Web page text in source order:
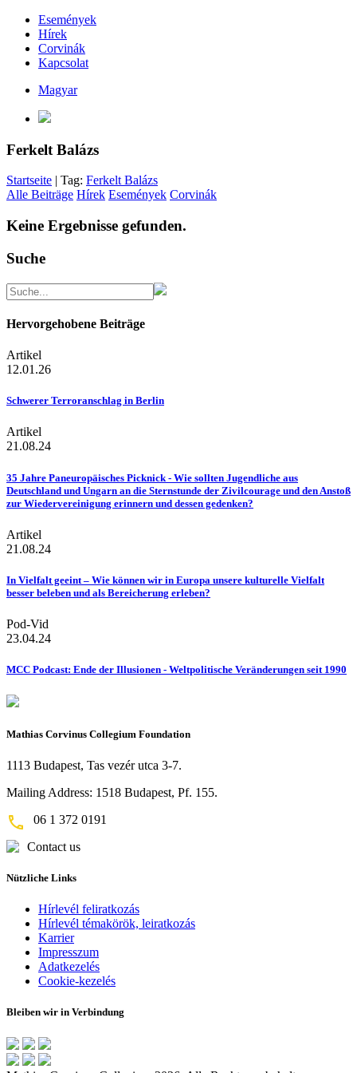
Események
Hírek
Corvinák
Kapcsolat
Magyar
Ferkelt Balázs
Startseite | Tag: Ferkelt Balázs
Alle Beiträge Hírek Események Corvinák
Keine Ergebnisse gefunden.
Suche
Hervorgehobene Beiträge
Artikel
12.01.26
Schwerer Terroranschlag in Berlin
Artikel
21.08.24
35 Jahre Paneuropäisches Picknick - Wie sollten Jugendliche aus
Deutschland und Ungarn an die Sternstunde der Zivilcourage und den Anstoß
zur Wiedervereinigung erinnern und dessen gedenken?
Artikel
21.08.24
In Vielfalt geeint – Wie können wir in Europa unsere kulturelle Vielfalt
besser beleben und als Bereicherung erleben?
Pod-Vid
23.04.24
MCC Podcast: Ende der Illusionen - Weltpolitische Veränderungen seit 1990
Mathias Corvinus Collegium Foundation
1113 Budapest, Tas vezér utca 3-7.
Mailing Address: 1518 Budapest, Pf. 155.
06 1 372 0191
Contact us
Nützliche Links
Hírlevél feliratkozás
Hírlevél témakörök, leiratkozás
Karrier
Impresszum
Adatkezelés
Cookie-kezelés
Bleiben wir in Verbindung